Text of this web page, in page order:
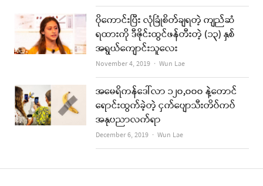
ပိုကောင်းပြီး လုံခြုံစိတ်ချရတဲ့ ကျည်ဆံ
ရထားကို ဒီဇိုင်းထွင်ဖန်တီးတဲ့ (၁၃) နှစ်
အရွယ်ကျောင်းသူလေး
November 4, 2019 Author
Wun Lae
အမေရိကန်ဒေါ်လာ ၁၂၀,၀၀၀ နဲ့တောင်
ရောင်းထွက်ခဲ့တဲ့ ငှက်ပျောသီးတိပ်ကပ်
အနုပညာလက်ရာ
December 6, 2019 Author
Wun Lae